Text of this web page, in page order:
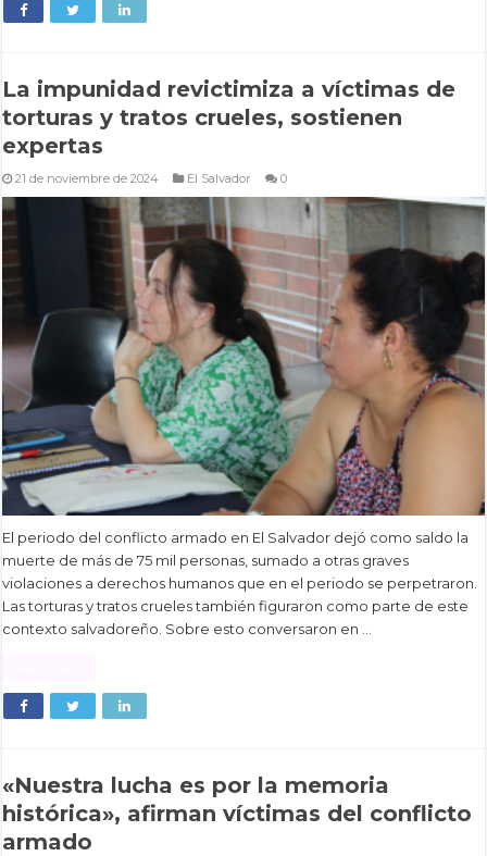
La impunidad revictimiza a víctimas de
torturas y tratos crueles, sostienen
expertas
21 de noviembre de 2024 El Salvador 0
El periodo del conflicto armado en El Salvador dejó como saldo la
muerte de más de 75 mil personas, sumado a otras graves
violaciones a derechos humanos que en el periodo se perpetraron.
Las torturas y tratos crueles también figuraron como parte de este
contexto salvadoreño. Sobre esto conversaron en …
«Nuestra lucha es por la memoria
histórica», afirman víctimas del conflicto
armado